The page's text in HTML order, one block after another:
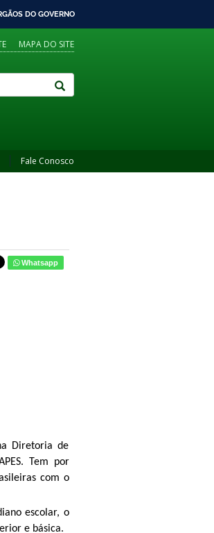
DO GOVERNO
MAPA DO SITE
Fale Conosco
Whatsapp
Diretoria de
Tem por
com o
escolar, o
e básica.